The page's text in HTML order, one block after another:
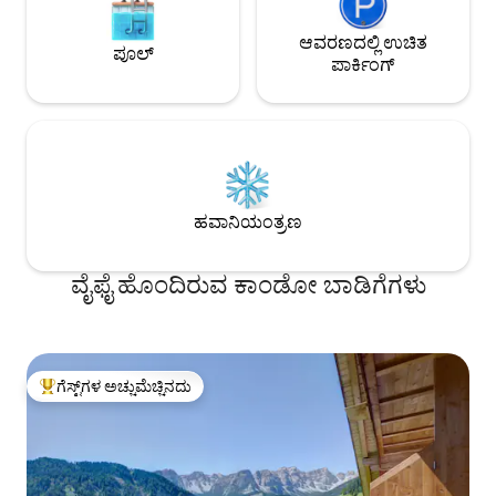
ಪೂಲ್
ಆವರಣದಲ್ಲಿ ಉಚಿತ
ಪಾರ್ಕಿಂಗ್
ಹವಾನಿಯಂತ್ರಣ
ವೈಫೈ ಹೊಂದಿರುವ ಕಾಂಡೋ ಬಾಡಿಗೆಗಳು
ಗೆಸ್ಟ್‌ಗಳಿಗೆ ಅತಿ ಹೆಚ್ಚು ಅಚ್ಚುಮೆಚ್ಚಿನದು
ಗೆಸ್ಟ್‌ಗಳ ಅಚ್ಚುಮೆಚ್ಚಿನದು